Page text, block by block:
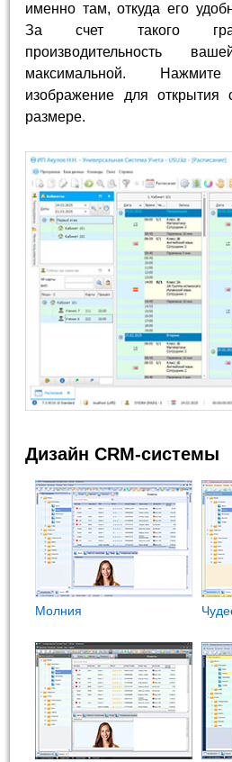
именно там, откуда его
За счет такого
производительность
максимальной.
изображение для открытия
размере.
Дизайн CRM-системы
Молния